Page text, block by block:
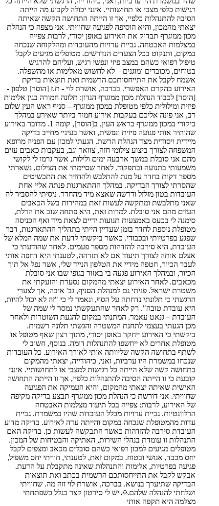
רגישות כלפי מצבי או תחושותיי. אינני יכולה לקבוע מה הייתה
הסיבה להתנהלות כלפיי, אך זו הייתה התחושה הקשה שאיתה
יצאתי מהמכון, והיא הוסיפה לפגיעה שחוויתי. אני מצפה כי הנהלת
מכון ממוגרף תבדוק את האירוע באופן יסודי, לרבות צפייה
במצלמות האבטחה, גביית עדויות מהעובדות ומהלקוחה שנכחה
במקום, ותנקוט בכל הצעדים הנדרשים. מטופלים מגיעים לקבל
טיפול רפואי כשהם במצב פיזי ונפשי רגיש, ועליהם להרגיש
בטוחים, מכובדים ומוגנים – לא לחשוש מאלימות או מהשפלה.
אשמח לקבל את התייחסותכם הרשמית ואת תוצאות בדיקת
האירוע בהקדם האפשרי. בברכה, אושרת לוי - ת.ז [הוסר] טלפון -
[הוסר] לכבוד הנהלת מכון ממוגרף הנדון: תלונה חמורה בגין אלימות
פיזית ומילולית כלפי מטופלת במכון ממוגרף – סניף ראש העין שלום
רב, אני פונה אליכם בעקבות אירוע חמור ביותר שאירע במהלך
ביקורי במכון ממוגרף בראש העין, ב[הוסר], קומה 1. מדובר באירוע
שהותיר אותי פגועה פיזית ונפשית, ואשר בעיניי מחייב בדיקה
מיידית ויסודית מצד הנהלת הרשת. הגעתי למכון עם הפניה מרופא
המשפחה לצורך ביצוע צילומי חזה, צוואר וגב, בעקבות כאבים עזים
מהם אני סובלת במשך ארבעה ימים ולילות, אשר גרמו לי לקושי
משמעותי בתנועה ובתפקוד. לאחר שסיימתי את הצילום, נשארתי
מספר דקות בחדר על מנת להתלבש ולהחזיר את התכשיטים
שהסרתי לצורך הבדיקה. במהלך ההתארגנות פנתה אליי אחת
העובדות בטון מזלזל ודרשה שאצא מיד מהחדר. ניסיתי להסביר לה
שאני מתלבשת ומתקשה לעשות זאת במהירות בשל הכאבים
העזים מהם אני סובלת. למרות זאת, היא פתחה שוב את הדלת,
סימנה לי בכעס באמצעות תנועות ידיים לצאת מיד ואף הכניסה
מטופלת נוספת לחדר בזמן שעדיין הייתי בתהליך ההתארגנות, דבר
שפגע בפרטיותי ובכבודי. כאשר ביקשתי לדעת את שמה המלא של
העובדת, היא סירבה להזדהות מספר פעמים. לאחר שהודעתי כי
אצלם אותה לצורך תיעוד אם לא תזדהה, לטענתי היא דחפה אותי
לעבר הכיור, חטפה מידיי את הטלפון הנייד שלי, אשר נפל אל תוך
הכיור, ובמהלך האירוע פגעה בי באזור בגופי שבו אני סובלת
מכאבים. לאחר האירוע יצאתי מהמקום נסערת והזעקתי את
משטרת ישראל. פניתי גם למנהלת הסניף, גב' איבה, אך לצערי
הרגשתי כי תלונתי נדחתה על הסף, ונאמר לי כי "זה לא יכול להיות,
היא עובדת טובה". רק לאחר שהתעקשתי נמסר לי שמה של
העובדת – גנאט עאמר. המתנתי במקום להגעת השוטרות ולאחר
מכן הגעתי בעצמי לתחנת המשטרה והגשתי תלונה רשמית.
ביקשתי כי האירוע ייחקר באופן יסודי, מתוך רצון שאף מטופל או
מטופלת אחרים לא ייחשפו להתנהלות דומה. בנוסף, חשוב לי
לשתף בתחושה הקשה שליוותה אותי לאורך האירוע. כל העובדות
שנכחו במשמרת היו ערביות, ואני, כיהודייה, יצאתי מהמקום
בתחושה קשה שלא הייתה כל רגישות למצבי או לתחושותיי. אינני
קובעת כי זו הייתה הסיבה להתנהלות כלפיי, אך זו הייתה התחושה
האישית שאיתה יצאתי מהמקום, והיא העמיקה את הפגיעה
שחוויתי. אני דורשת כי הנהלת מכון ממוגרף תבצע בדיקה מקיפה
של האירוע, לרבות: צפייה בכל תיעוד מצלמות האבטחה
הרלוונטיות. גביית עדויות מכלל העובדות שהיו במשמרת. גביית
עדות מהמטופלת שנכחה במקום והייתה עדה לאירוע. בדיקה מדוע
העובדת סירבה להזדהות כאשר התבקשה לעשות כן. בדיקה האם
התנהלות זו עומדת בנהלי השירות, האתיקה והבטיחות של המכון.
מטופלים מגיעים למכון רפואי כשהם סובלים מכאב ומצפים לקבל
יחס מכבד, אנושי ובטוח. במקום זאת, לטענתי, חוויתי יחס משפיל,
פגיעה בפרטיות, אלימות והתנהלות שאינה מתקבלת על הדעת.
אבקש לקבל את התייחסותכם הרשמית בכתב ואת תוצאות
הבדיקה שתיערך בנושא. בברכה, אושרת לוי זזה מה. שחוויתי
ושלחתי להנהלה שלהם🙏 יש לי סירטון קצר בגלל כשפתחתי
מצלמה היא תקפה אותי